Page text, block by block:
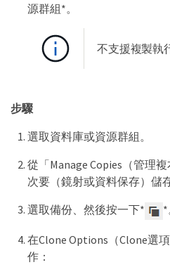
源群組*。
不支援複製執
步驟
選取資料庫或資源群組。
從「Manage Copies（管理
次要（鏡射或資料保存）儲
選取備份、然後按一下*
*
在Clone Options（Clone選
作：